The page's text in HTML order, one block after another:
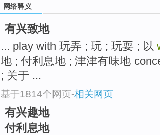
网络释义
有兴致地
... play with 玩弄 ; 玩 ; 玩耍 ; 以
地 ; 付利息地 ; 津津有味地
; 关于 ...
基于1814个网页-相关网页
有兴趣地
付利息地